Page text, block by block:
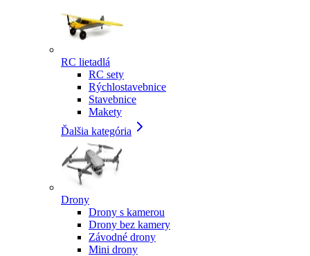
RC lietadlá
RC sety
Rýchlostavebnice
Stavebnice
Makety
Ďalšia kategória
Drony
Drony s kamerou
Drony bez kamery
Závodné drony
Mini drony